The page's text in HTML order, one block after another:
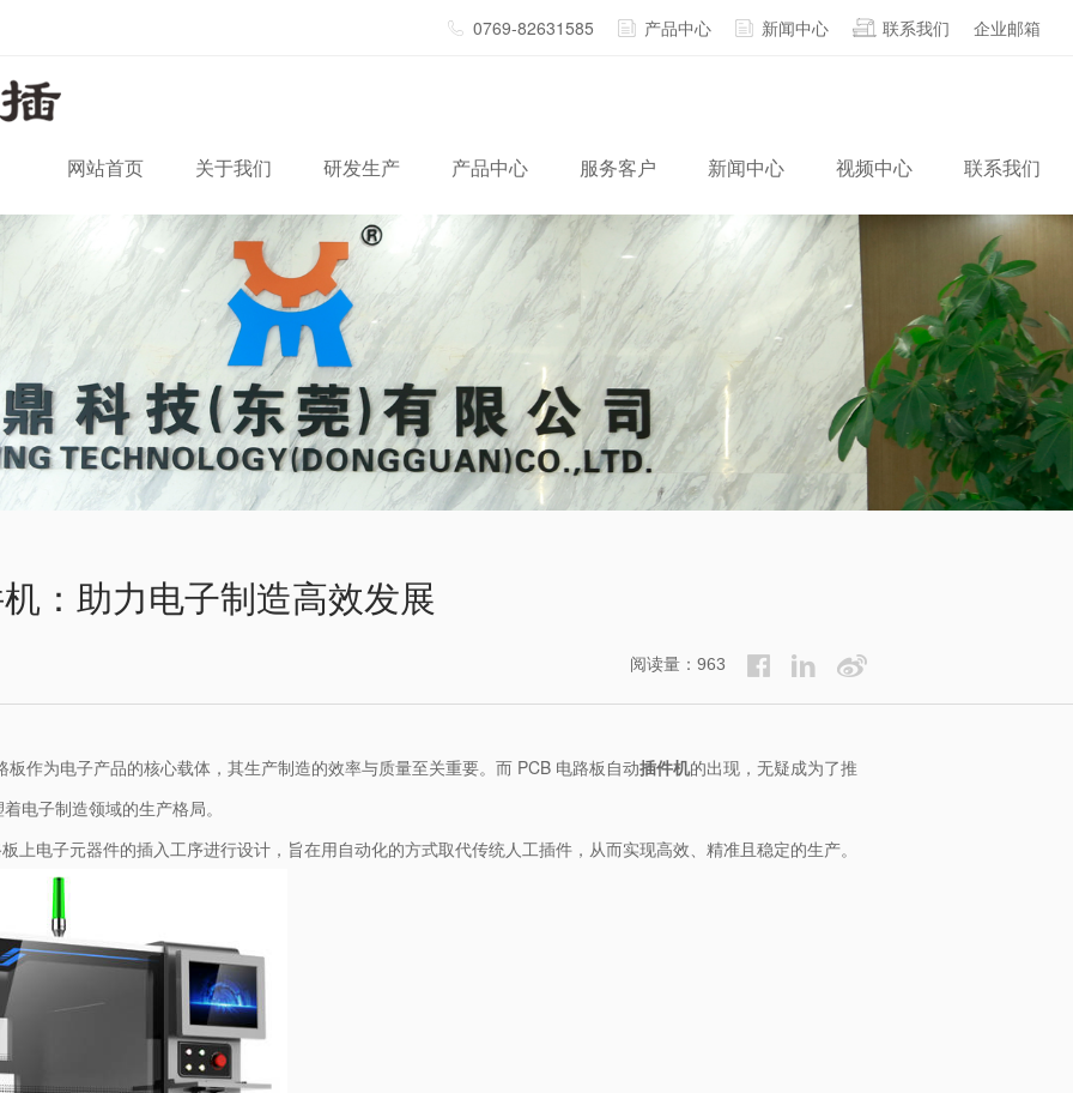
0769-82631585 产品中心 新闻中心 联系我们 企业邮箱
网站首页 关于我们 研发生产 产品中心 服务客户 新闻中心 视频中心 联系我们
：助力电子制造高效发展
阅读量：963
作为电子产品的核心载体，其生产制造的效率与质量至关重要。而 PCB 电路板自动插件机的出现，无疑成为了推
电子制造领域的生产格局。
上电子元器件的插入工序进行设计，旨在用自动化的方式取代传统人工插件，从而实现高效、精准且稳定的生产。